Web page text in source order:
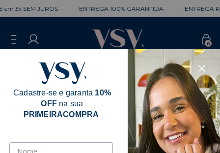
3x SEM JUROS - - ENTREGA 100% GARANTIDA - - ENTREGA
0
Erro - 404
Desculpe, mas a página que você está
procurando não existe.
Cadastre-se e garanta 10%
OFF na sua
PRIMEIRACOMPRA